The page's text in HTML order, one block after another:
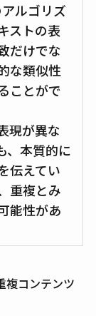
ルゴリズ
ストの表
だけでな
な類似性
ことがで
現が異な
、本質的に
伝えてい
重複とみ
能性があ
複コンテンツ